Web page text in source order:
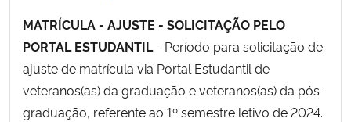
MATRÍCULA - AJUSTE - SOLICITAÇÃO PELO
PORTAL ESTUDANTIL- Período para solicitação de
ajuste de matrícula via Portal Estudantil de
veteranos(as) da graduação e veteranos(as) da pós-
graduação, referente ao 1º semestre letivo de 2024.